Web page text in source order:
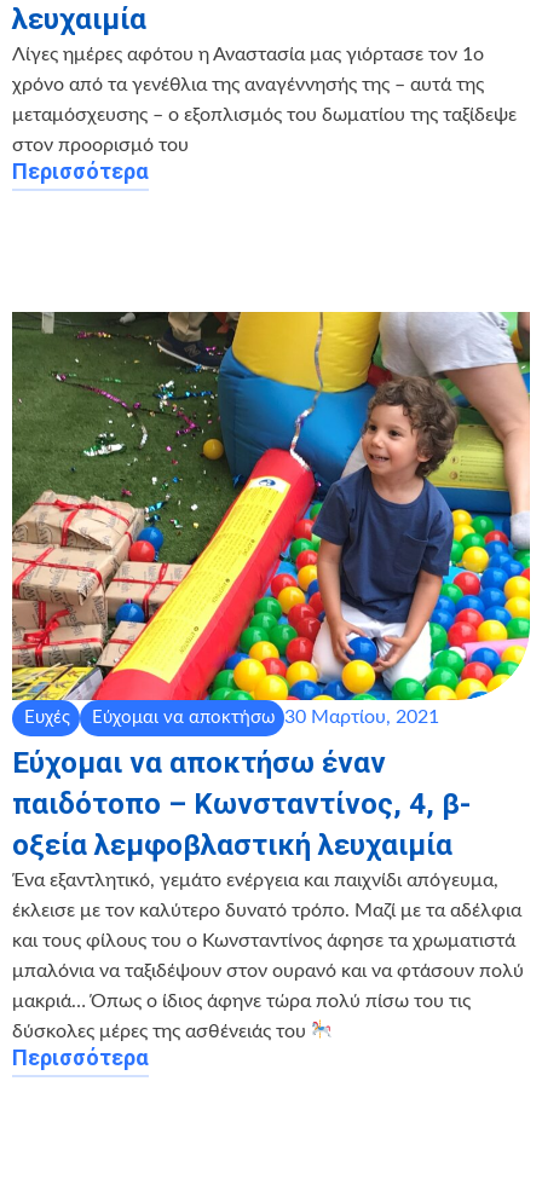
λευχαιμία
Λίγες ημέρες αφότου η Αναστασία μας γιόρτασε τον 1ο
χρόνο από τα γενέθλια της αναγέννησής της – αυτά της
μεταμόσχευσης – ο εξοπλισμός του δωματίου της ταξίδεψε
στον προορισμό του
Περισσότερα
Ευχές Εύχομαι να αποκτήσω 30 Μαρτίου, 2021
Εύχομαι να αποκτήσω έναν
παιδότοπο – Κωνσταντίνος, 4, β-
οξεία λεμφοβλαστική λευχαιμία
Ένα εξαντλητικό, γεμάτο ενέργεια και παιχνίδι απόγευμα,
έκλεισε με τον καλύτερο δυνατό τρόπο. Μαζί με τα αδέλφια
και τους φίλους του ο Κωνσταντίνος άφησε τα χρωματιστά
μπαλόνια να ταξιδέψουν στον ουρανό και να φτάσουν πολύ
μακριά… Όπως ο ίδιος άφηνε τώρα πολύ πίσω του τις
δύσκολες μέρες της ασθένειάς του
Περισσότερα